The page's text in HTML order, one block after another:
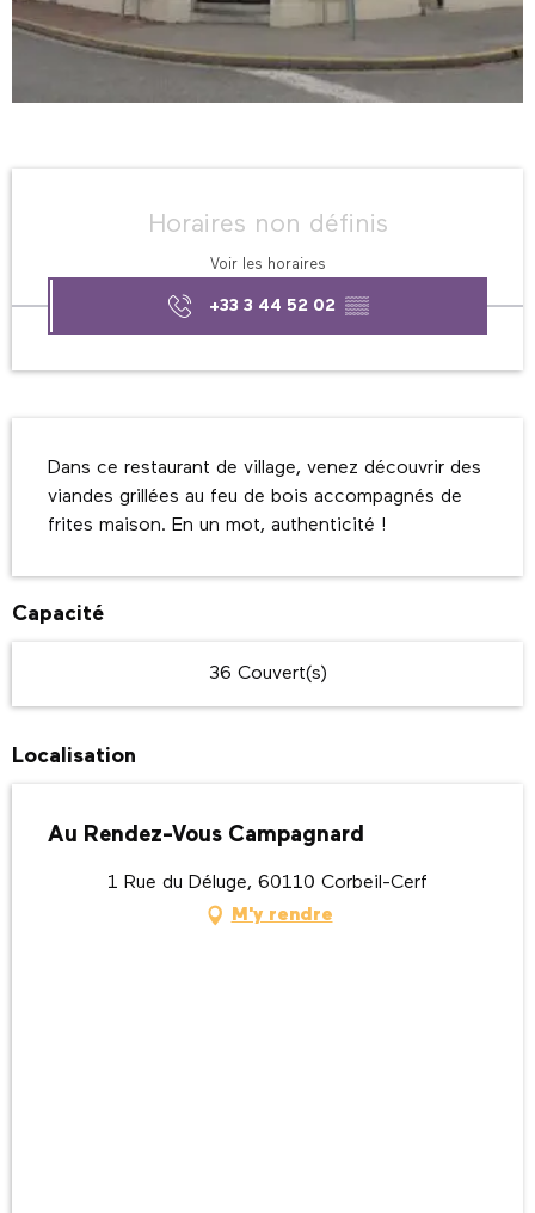
Horaires non définis
Voir les horaires
+33 3 44 52 02 ▒▒
Dans ce restaurant de village, venez découvrir des
viandes grillées au feu de bois accompagnés de
frites maison. En un mot, authenticité !
Capacité
36 Couvert(s)
Localisation
Au Rendez-Vous Campagnard
1 Rue du Déluge, 60110 Corbeil-Cerf
M'y rendre